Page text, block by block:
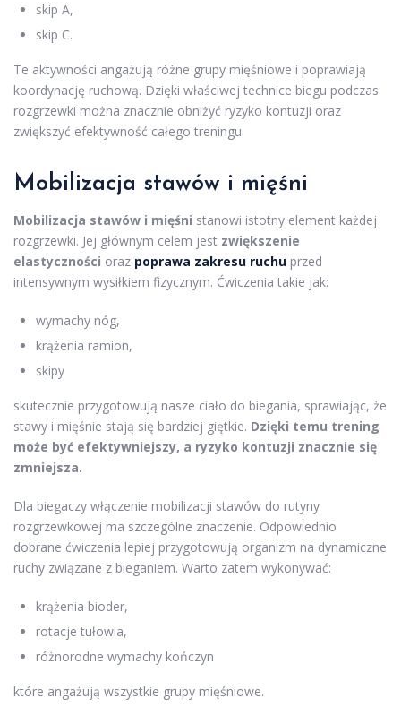
skip A,
skip C.
Te aktywności angażują różne grupy mięśniowe i poprawiają
koordynację ruchową. Dzięki właściwej technice biegu podczas
rozgrzewki można znacznie obniżyć ryzyko kontuzji oraz
zwiększyć efektywność całego treningu.
Mobilizacja stawów i mięśni
Mobilizacja stawów i mięśni stanowi istotny element każdej
rozgrzewki. Jej głównym celem jest zwiększenie
elastyczności oraz poprawa zakresu ruchu przed
intensywnym wysiłkiem fizycznym. Ćwiczenia takie jak:
wymachy nóg,
krążenia ramion,
skipy
skutecznie przygotowują nasze ciało do biegania, sprawiając, że
stawy i mięśnie stają się bardziej giętkie. Dzięki temu trening
może być efektywniejszy, a ryzyko kontuzji znacznie się
zmniejsza.
Dla biegaczy włączenie mobilizacji stawów do rutyny
rozgrzewkowej ma szczególne znaczenie. Odpowiednio
dobrane ćwiczenia lepiej przygotowują organizm na dynamiczne
ruchy związane z bieganiem. Warto zatem wykonywać:
krążenia bioder,
rotacje tułowia,
różnorodne wymachy kończyn
które angażują wszystkie grupy mięśniowe.